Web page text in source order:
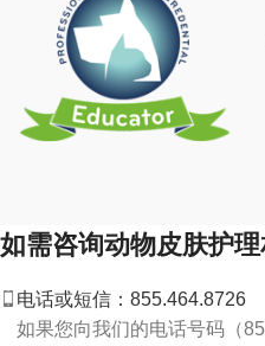
如需咨询动物皮肤护
电话或短信：855.464.8726
如果您向我们的电话号码（